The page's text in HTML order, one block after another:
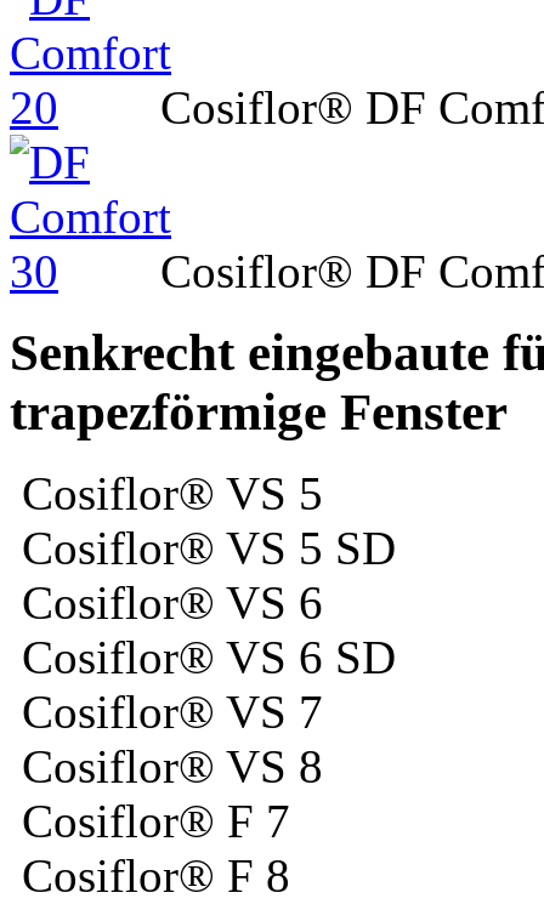
Cosiflor® DF
Cosiflor® DF
Senkrecht eingebaute
trapezförmige Fenster
Cosiflor® VS 5
Cosiflor® VS 5 SD
Cosiflor® VS 6
Cosiflor® VS 6 SD
Cosiflor® VS 7
Cosiflor® VS 8
Cosiflor® F 7
Cosiflor® F 8